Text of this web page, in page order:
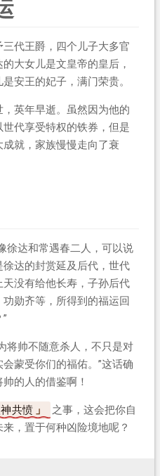
代王爵，四个儿子大多官
大女儿是文皇帝的皇后，
安王的妃子，满门荣贵。
英年早逝。虽然因为他的
代享受特权的铁券，但是
就，家族慢慢走向了衰
徐达和常遇春二人，可以说
达的封赏延及后代，世代
没有给他长寿，子孙后代
勋齐等，所得到的福运回
将帅不随意杀人，不只是对
蒙受你们的福佑。”这话确
的人的借鉴啊！
神共愤
之事，这会把你自
，置于何种凶险境地呢？